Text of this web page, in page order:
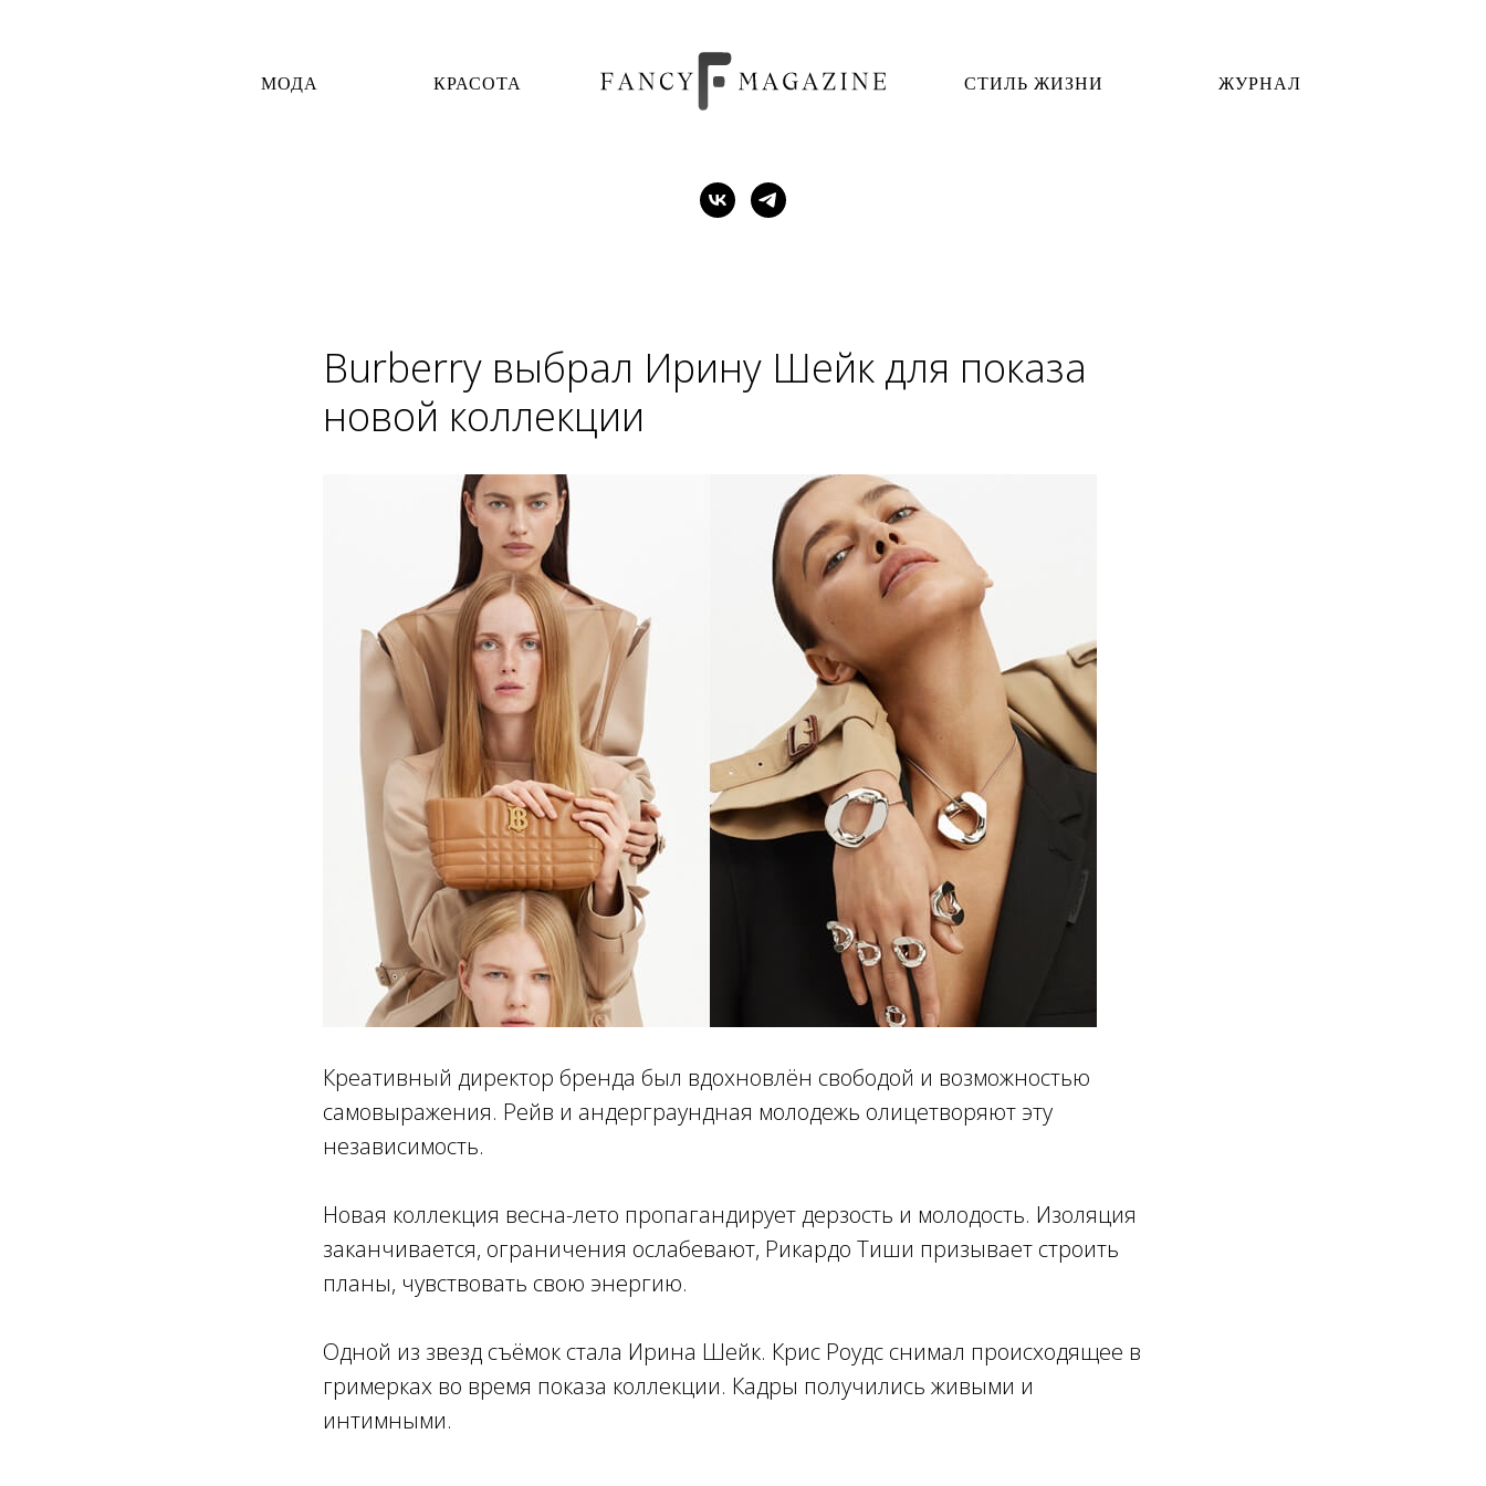
МОДА КРАСОТА СТИЛЬ ЖИЗНИ ЖУРНАЛ
Burberry выбрал Ирину Шейк для показа
новой коллекции
Креативный директор бренда был вдохновлён свободой и возможностью
самовыражения. Рейв и андерграундная молодежь олицетворяют эту
независимость.
Новая коллекция весна-лето пропагандирует дерзость и молодость. Изоляция
заканчивается, ограничения ослабевают, Рикардо Тиши призывает строить
планы, чувствовать свою энергию.
Одной из звезд съёмок стала Ирина Шейк. Крис Роудс снимал происходящее в
гримерках во время показа коллекции. Кадры получились живыми и
интимными.